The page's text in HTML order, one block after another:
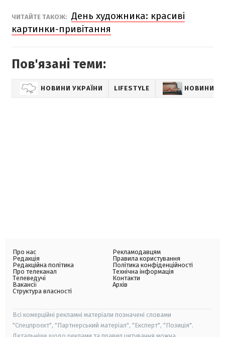
ЧИТАЙТЕ ТАКОЖ: День художника: красиві
картинки-привітання
Пов'язані теми:
НОВИНИ УКРАЇНИ LIFESTYLE НОВИНИ
Про нас
Редакція
Редакційна політика
Про телеканал
Телеведучі
Вакансії
Структура власності
Рекламодавцям
Правила користування
Політика конфіденційності
Технічна інформація
Контакти
Архів
Всі комерційні рекламні матеріали позначені словами
"Спецпроєкт", "Партнерський матеріал", "Експерт", "Позиція".